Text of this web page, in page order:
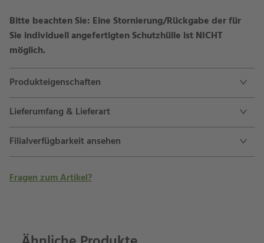
Bitte beachten Sie: Eine Stornierung/Rückgabe der für
Sie individuell angefertigten Schutzhülle ist NICHT
möglich.
Produkteigenschaften
Lieferumfang & Lieferart
Filialverfügbarkeit ansehen
Fragen zum Artikel?